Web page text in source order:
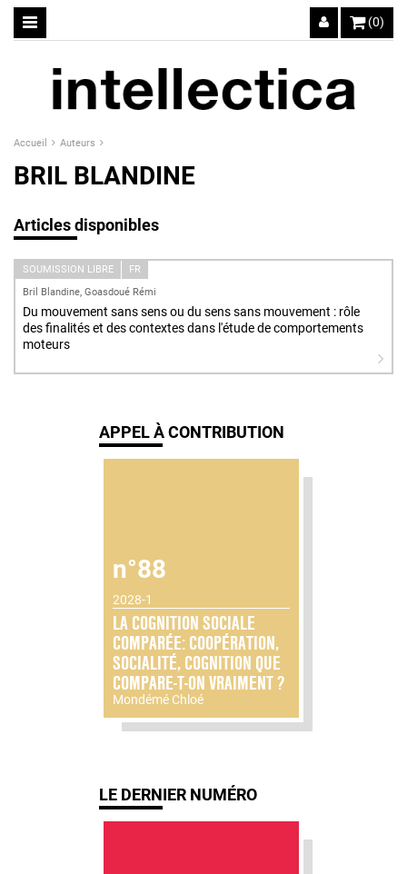
(0)
Accueil Auteurs
BRIL BLANDINE
Articles disponibles
SOUMISSION LIBRE
FR
Bril Blandine, Goasdoué Rémi
Du mouvement sans sens ou du sens sans mouvement : rôle
des finalités et des contextes dans l'étude de comportements
moteurs
APPEL À CONTRIBUTION
n°88
2028-1
LA COGNITION SOCIALE
COMPARÉE: COOPÉRATION,
SOCIALITÉ, COGNITION QUE
COMPARE-T-ON VRAIMENT ?
Mondémé Chloé
LE DERNIER NUMÉRO